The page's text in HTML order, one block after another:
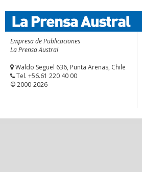
Empresa de Publicaciones
La Prensa Austral
Waldo Seguel 636, Punta Arenas, Chile
Tel. +56.61 220 40 00
© 2000-2026